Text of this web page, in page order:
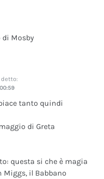
Mosby
detto:
tanto quindi
di Greta
questa si che è magia
Miggs, il Babbano